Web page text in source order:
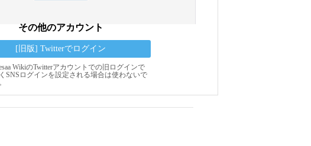
その他のアカウント
[旧版] Twitterでログイン
WikiのTwitterアカウントでの旧ログインで
SNSログインを設定される場合は使わないで